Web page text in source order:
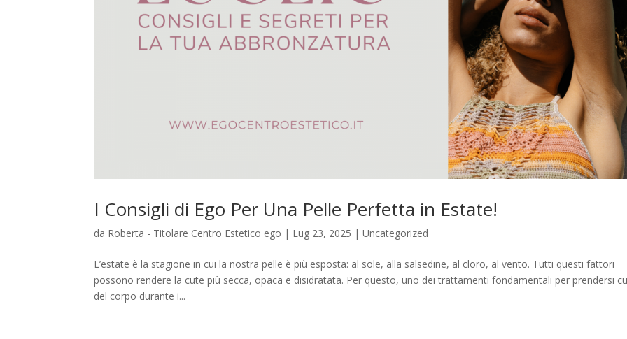
I Consigli di Ego Per Una Pelle Perfetta in Estate!
da Roberta - Titolare Centro Estetico ego | Lug 23, 2025 |Uncategorized
L’estate è la stagione in cui la nostra pelle è più esposta: al sole, alla salsedine, al cloro, al vento. Tutti questi fattori
possono rendere la cute più secca, opaca e disidratata. Per questo, uno dei trattamenti fondamentali per prendersi
del corpo durante i...